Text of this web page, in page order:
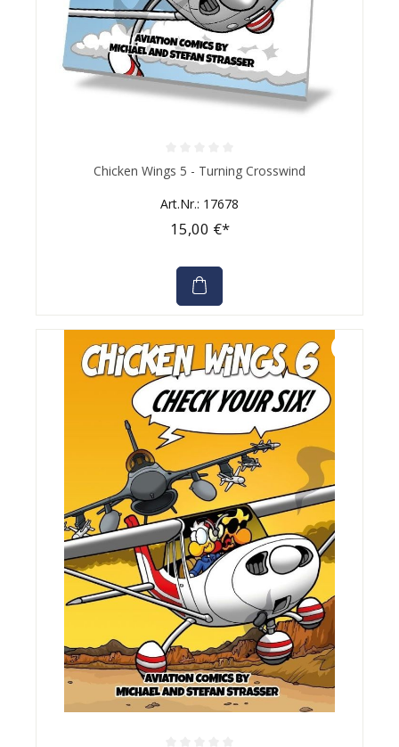
Durchschnittliche Bewertung von 0 von 5 Sternen
Chicken Wings 5 - Turning Crosswind
Art.Nr.: 17678
15,00 €*